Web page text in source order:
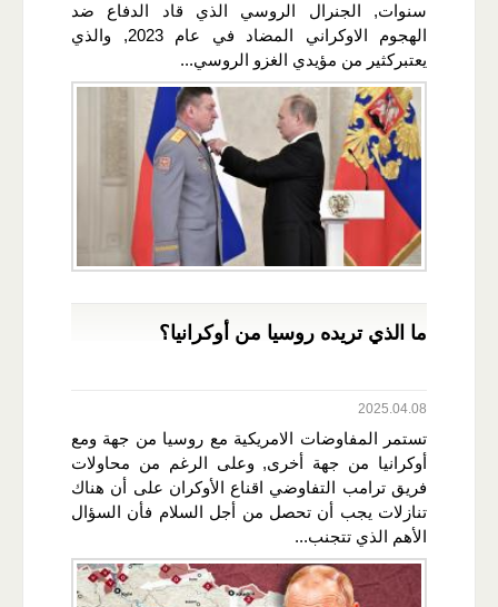
سنوات, الجنرال الروسي الذي قاد الدفاع ضد
الهجوم الاوكراني المضاد في عام 2023, والذي
يعتبركثير من مؤيدي الغزو الروسي...
ما الذي تريده روسيا من أوكرانيا؟
2025.04.08
تستمر المفاوضات الامريكية مع روسيا من جهة ومع
أوكرانيا من جهة أخرى, وعلى الرغم من محاولات
فريق ترامب التفاوضي اقناع الأوكران على أن هناك
تنازلات يجب أن تحصل من أجل السلام فأن السؤال
الأهم الذي تتجنب...